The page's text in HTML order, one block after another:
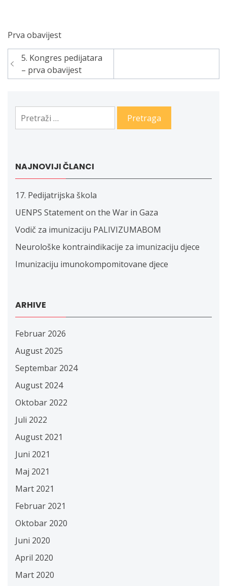
Prva obavijest
Navigacija
članaka
5. Kongres pedijatara
– prva obavijest
Pretraga:
NAJNOVIJI ČLANCI
17. Pedijatrijska škola
UENPS Statement on the War in Gaza
Vodič za imunizaciju PALIVIZUMABOM
Neurološke kontraindikacije za imunizaciju djece
Imunizaciju imunokompomitovane djece
ARHIVE
Februar 2026
August 2025
Septembar 2024
August 2024
Oktobar 2022
Juli 2022
August 2021
Juni 2021
Maj 2021
Mart 2021
Februar 2021
Oktobar 2020
Juni 2020
April 2020
Mart 2020